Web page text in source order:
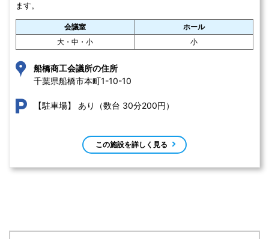
ます。
会議室
ホール
大・中・小
小
船橋商工会議所の住所
千葉県船橋市本町1-10-10
【駐車場】 あり（数台 30分200円）
この施設を詳しく見る